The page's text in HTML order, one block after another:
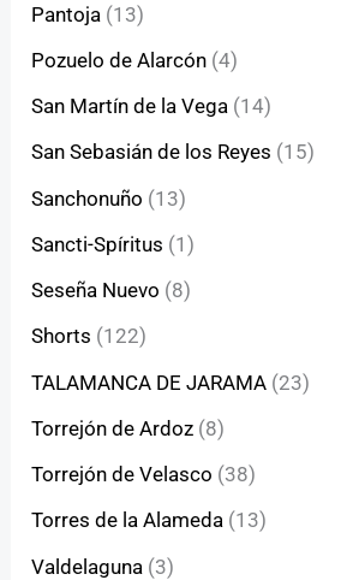
Pantoja (13)
Pozuelo de Alarcón (4)
San Martín de la Vega (14)
San Sebasián de los Reyes (15)
Sanchonuño (13)
Sancti-Spíritus (1)
Seseña Nuevo (8)
Shorts (122)
TALAMANCA DE JARAMA (23)
Torrejón de Ardoz (8)
Torrejón de Velasco (38)
Torres de la Alameda (13)
Valdelaguna (3)